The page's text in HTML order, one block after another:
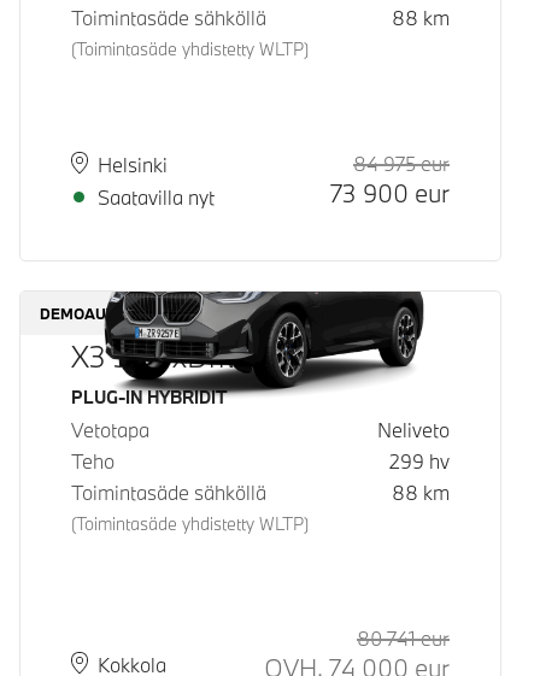
Toimintasäde sähköllä
(Toimintasäde yhdistetty WLTP)
88 km
Paikkakunta
Helsinki
Toimitusaika
Saatavilla nyt
84 975eurHinta
73 900 eur
DEMOAUTO
X3 30e xDrive
Käyttövoima
PLUG-IN HYBRIDIT
Vetotapa
Neliveto
Teho
299 hv
Toimintasäde sähköllä
(Toimintasäde yhdistetty WLTP)
88 km
Paikkakunta
Kokkola
Toimitusaika
80 741eurHinta
OVH. 74 000 eur